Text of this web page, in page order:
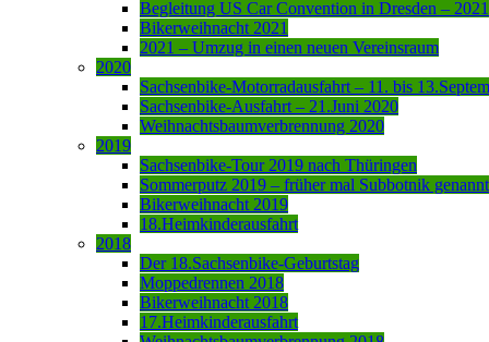
Begleitung US Car Convention in Dresden – 2021
Bikerweihnacht 2021
2021 – Umzug in einen neuen Vereinsraum
2020
Sachsenbike-Motorradausfahrt – 11. bis
Sachsenbike-Ausfahrt – 21.Juni 2020
Weihnachtsbaumverbrennung 2020
2019
Sachsenbike-Tour 2019 nach Thüringen
Sommerputz 2019 – früher mal Subbotnik genannt
Bikerweihnacht 2019
18.Heimkinderausfahrt
2018
Der 18.Sachsenbike-Geburtstag
Moppedrennen 2018
Bikerweihnacht 2018
17.Heimkinderausfahrt